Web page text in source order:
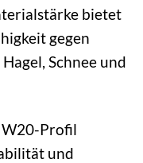
bietet
gegen
Schnee und
W20-Profil
und